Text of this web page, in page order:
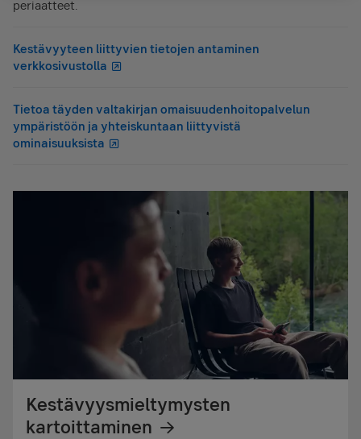
periaatteet.
Kestävyyteen liittyvien tietojen antaminen
verkkosivustolla
Tietoa täyden valtakirjan omaisuudenhoitopalvelun
ympäristöön ja yhteiskuntaan liittyvistä
ominaisuuksista
Kestävyysmieltymysten
kartoittaminen